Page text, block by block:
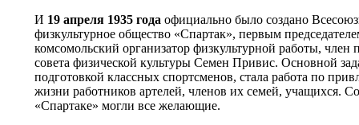
И 19 апреля 1935 года официально было создано
физкультурное общество «Спартак», первым
комсомольский организатор физкультурной работы, член
совета физической культуры Семен Привис. Основной
подготовкой классных спортсменов, стала работа по
жизни работников артелей, членов их семей, учащихся.
«Спартаке» могли все желающие.